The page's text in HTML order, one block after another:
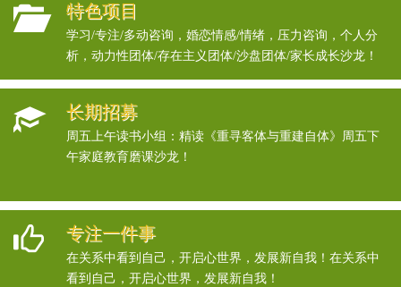
特色项目
学习/专注/多动咨询，婚恋情感/情绪，压力咨询，个人分
析，动力性团体/存在主义团体/沙盘团体/家长成长沙龙！
长期招募
周五上午读书小组：精读《重寻客体与重建自体》周五下
午家庭教育磨课沙龙！
专注一件事
在关系中看到自己，开启心世界，发展新自我！在关系中
看到自己，开启心世界，发展新自我！